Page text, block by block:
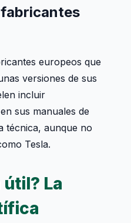
europeos que
versiones de sus
incluir
sus manuales de
técnica, aunque no
Tesla.
La